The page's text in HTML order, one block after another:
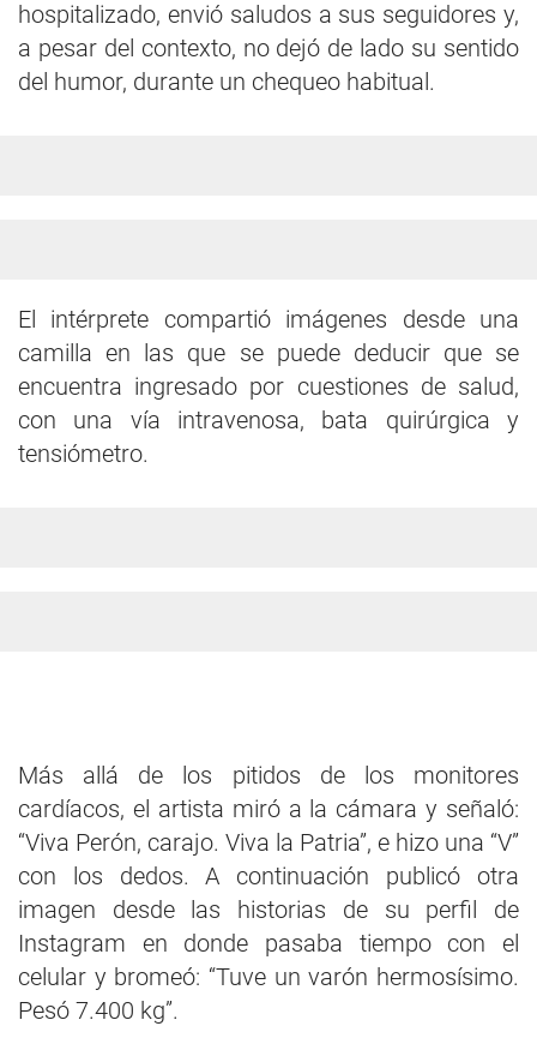
hospitalizado, envió saludos a sus seguidores y,
a pesar del contexto, no dejó de lado su sentido
del humor, durante un chequeo habitual.
El intérprete compartió imágenes desde una
camilla en las que se puede deducir que se
encuentra ingresado por cuestiones de salud,
con una vía intravenosa, bata quirúrgica y
tensiómetro.
Más allá de los pitidos de los monitores
cardíacos, el artista miró a la cámara y señaló:
“Viva Perón, carajo. Viva la Patria”, e hizo una “V”
con los dedos. A continuación publicó otra
imagen desde las historias de su perfil de
Instagram en donde pasaba tiempo con el
celular y bromeó: “Tuve un varón hermosísimo.
Pesó 7.400 kg”.